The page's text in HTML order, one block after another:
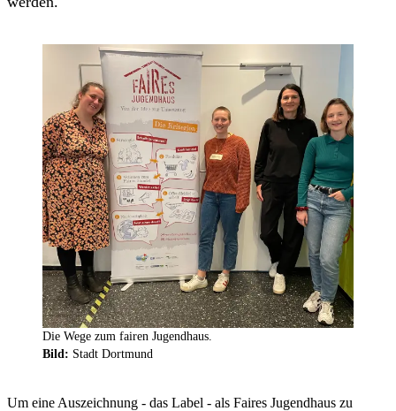
Die Wege zum fairen Jugendhaus.
Bild: Stadt Dortmund
Um eine Auszeichnung - das Label - als Faires Jugendhaus zu